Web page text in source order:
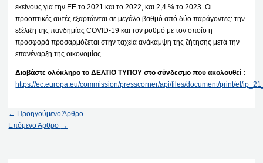
εκείνους για την ΕΕ το 2021 και το 2022, και 2,4 % το 2023. Οι
προοπτικές αυτές εξαρτώνται σε μεγάλο βαθμό από δύο παράγοντες: την
εξέλιξη της πανδημίας COVID-19 και τον ρυθμό με τον οποίο η
προσφορά προσαρμόζεται στην ταχεία ανάκαμψη της ζήτησης μετά την
επανέναρξη της οικονομίας.
Διαβάστε ολόκληρο το ΔΕΛΤΙΟ ΤΥΠΟΥ στο σύνδεσμο που ακολουθεί :
https://ec.europa.eu/commission/presscorner/api/files/document/print/el/
← Προηγούμενο Άρθρο
Επόμενο Άρθρο →